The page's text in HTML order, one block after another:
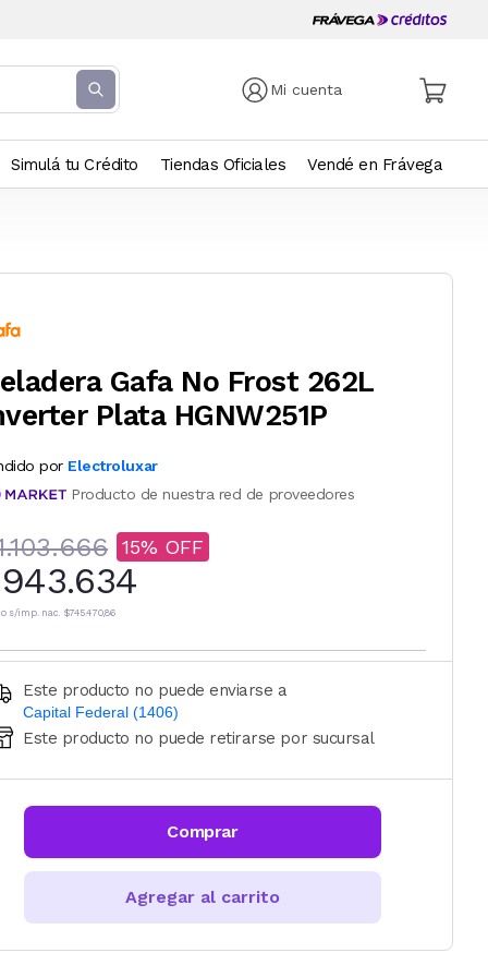
Mi cuenta
Simulá tu Crédito Tiendas Oficiales Vendé en Frávega
Gafa No Frost 262L
Plata HGNW251P
por Electroluxar
Producto de nuestra red de proveedores
15
s/imp. nac. $745.470,86
Este producto no puede enviarse a
Capital Federal (1406)
Ingresá código postal (sólo números)
CALCULAR
Este producto no puede retirarse por sucursal
Comprar
Agregar al carrito